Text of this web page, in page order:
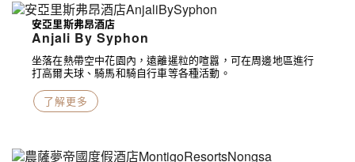
安亞里斯弗昂酒店
Anjali By Syphon
坐落在熱帶空中花園內，遠離暹粒的喧囂，可在周邊地區進行
打高爾夫球、騎馬和騎自行車等各種活動。
了解更多